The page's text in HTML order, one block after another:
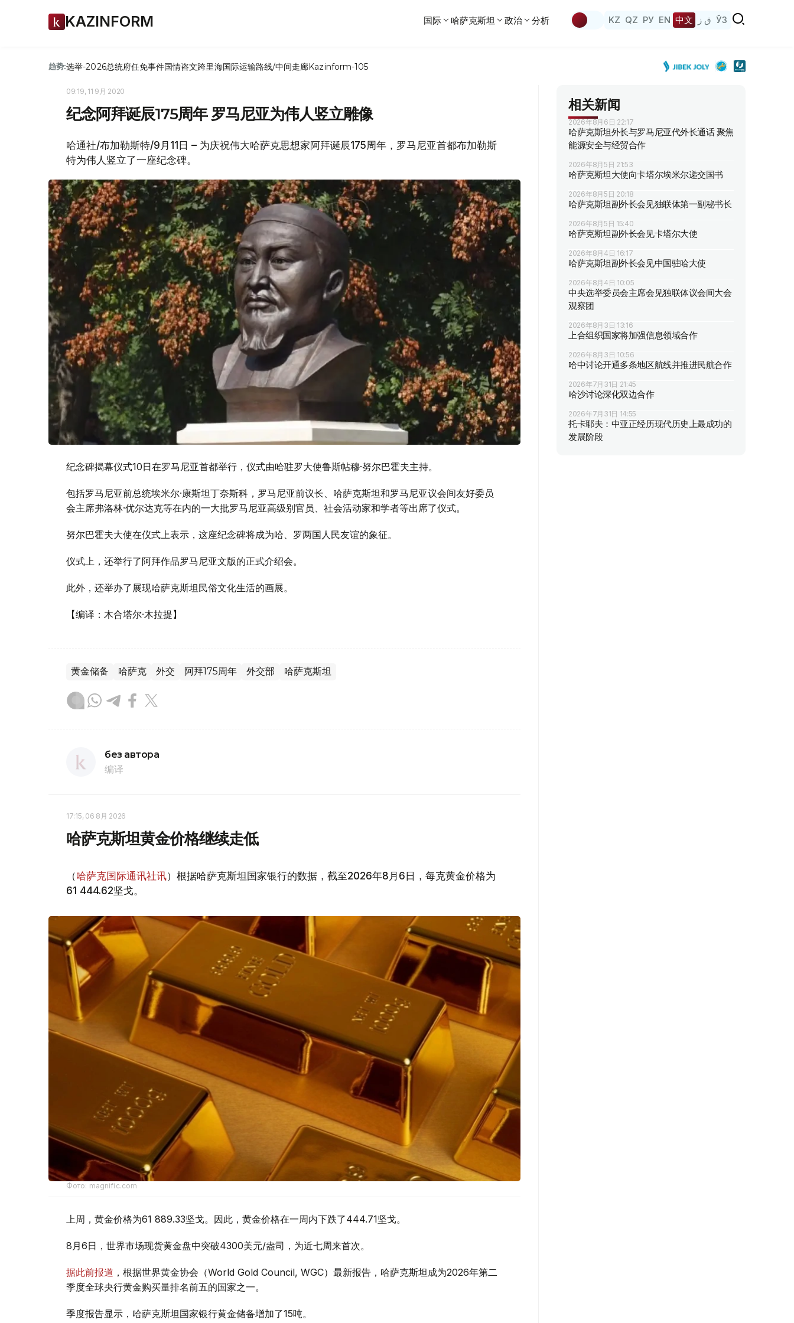
KAZINFORM 国际 哈萨克斯坦 政治 分析 KZ QZ РУ EN 中文 ق ز ЎЗ
趋势:选举-2026总统府任免事件国情咨文跨里海国际运输路线/中间走廊Kazinform-105
09:19, 11 9月 2020
纪念阿拜诞辰175周年 罗马尼亚为伟人竖立雕像
哈通社/布加勒斯特/9月11日 – 为庆祝伟大哈萨克思想家阿拜诞辰175周年，罗马尼亚首都布加勒斯
特为伟人竖立了一座纪念碑。
纪念碑揭幕仪式10日在罗马尼亚首都举行，仪式由哈驻罗大使鲁斯帖穆·努尔巴霍夫主持。
包括罗马尼亚前总统埃米尔·康斯坦丁奈斯科，罗马尼亚前议长、哈萨克斯坦和罗马尼亚议会间友好委员
会主席弗洛林·优尔达克等在内的一大批罗马尼亚高级别官员、社会活动家和学者等出席了仪式。
努尔巴霍夫大使在仪式上表示，这座纪念碑将成为哈、罗两国人民友谊的象征。
仪式上，还举行了阿拜作品罗马尼亚文版的正式介绍会。
此外，还举办了展现哈萨克斯坦民俗文化生活的画展。
【编译：木合塔尔·木拉提】
黄金储备 哈萨克 外交 阿拜175周年 外交部 哈萨克斯坦
без автора
编译
17:15, 06 8月 2026
哈萨克斯坦黄金价格继续走低
（哈萨克国际通讯社讯）根据哈萨克斯坦国家银行的数据，截至2026年8月6日，每克黄金价格为
61 444.62坚戈。
Фото: magnific.com
上周，黄金价格为61 889.33坚戈。因此，黄金价格在一周内下跌了444.71坚戈。
8月6日，世界市场现货黄金盘中突破4300美元/盎司，为近七周来首次。
据此前报道 ，根据世界黄金协会（World Gold Council, WGC）最新报告，哈萨克斯坦成为2026年第二
季度全球央行黄金购买量排名前五的国家之一。
季度报告显示，哈萨克斯坦国家银行黄金储备增加了15吨。
相关新闻
2026年8月6日 22:17
哈萨克斯坦外长与罗马尼亚代外长通话 聚焦
能源安全与经贸合作
2026年8月5日 21:53
哈萨克斯坦大使向卡塔尔埃米尔递交国书
2026年8月5日 20:18
哈萨克斯坦副外长会见独联体第一副秘书长
2026年8月5日 15:40
哈萨克斯坦副外长会见卡塔尔大使
2026年8月4日 16:17
哈萨克斯坦副外长会见中国驻哈大使
2026年8月4日 10:05
中央选举委员会主席会见独联体议会间大会
观察团
2026年8月3日 13:16
上合组织国家将加强信息领域合作
2026年8月3日 10:56
哈中讨论开通多条地区航线并推进民航合作
2026年7月31日 21:45
哈沙讨论深化双边合作
2026年7月31日 14:55
托卡耶夫：中亚正经历现代历史上最成功的
发展阶段